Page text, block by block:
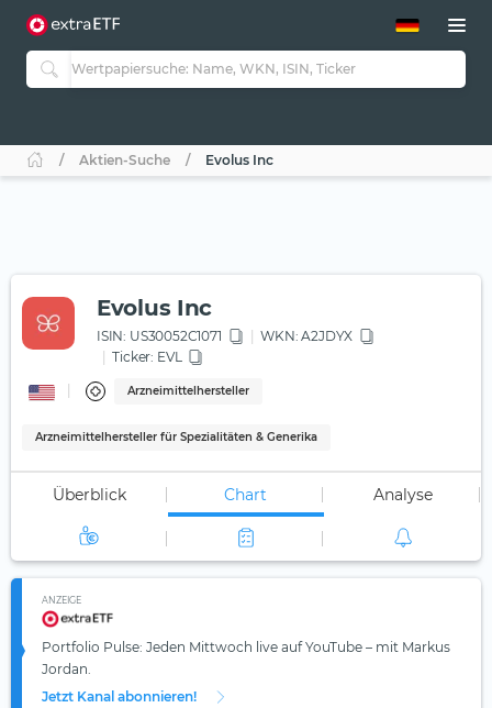
ETF-Guide 2.0
Guide Aktive ETFs
ETF-Sparpläne
Aktien-Suche Evolus Inc
Evolus Inc
ISIN: US30052C1071 WKN: A2JDYX
Ticker: EVL
Arzneimittelhersteller
Arzneimittelhersteller für Spezialitäten & Generika
Überblick Chart Analyse
ANZEIGE
Portfolio Pulse: Jeden Mittwoch live auf YouTube – mit Markus
Jordan.
Jetzt Kanal abonnieren!